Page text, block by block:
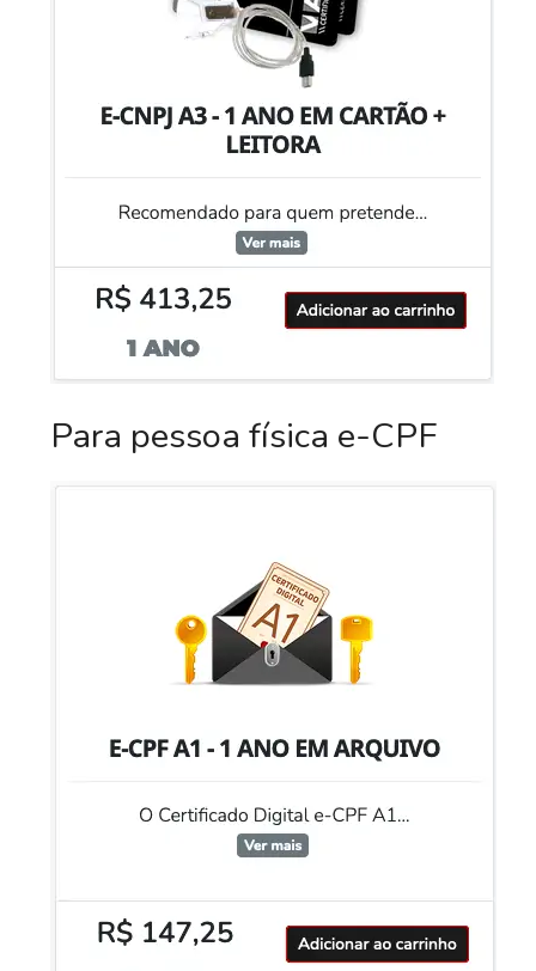
Para pessoa física e-CPF